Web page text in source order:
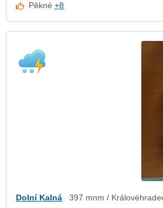
Pěkné+8
Dolní Kalná 397 mnm /